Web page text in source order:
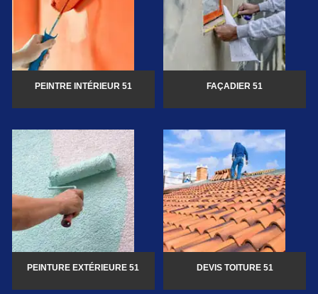
PEINTRE INTÉRIEUR 51 FAÇADIER 51
PEINTURE EXTÉRIEURE 51 DEVIS TOITURE 51